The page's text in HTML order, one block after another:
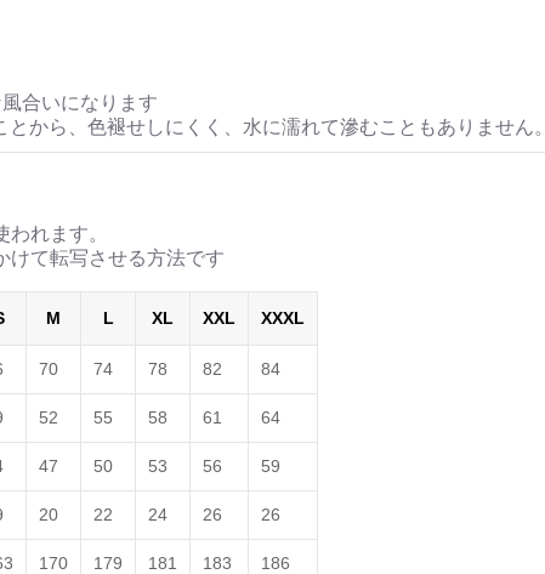
合いになります
から、色褪せしにくく、水に濡れて滲むこともありません。
れます。
けて転写させる方法です
M L XL XXL XXXL
70 74 78 82 84
52 55 58 61 64
47 50 53 56 59
20 22 24 26 26
170 179 181 183 186